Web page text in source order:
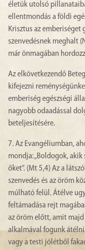
életük utolsó
ellentmondás a földi
Krisztus az
szenvedésnek meghalt
már önmagában
Az elkövetkezendő
kifejezni
emberiség egészségi
nagyobb odaadással
beteljesítésére.
7. Az Evangéliumban,
mondja: „Boldogok,
őket”. (Mt 5,4) Az a
szenvedés és az öröm
múlható felül. Átélve
feltámadása rejt
az öröm előtt, amit
alkalmával fogunk
vagy a testi jólétből